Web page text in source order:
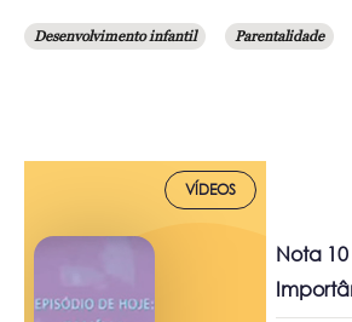
Desenvolvimento infantil Parentalidade
VÍDEOS
Nota